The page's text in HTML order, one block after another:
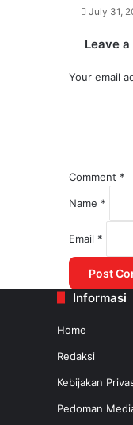
July 31,
Leave a
Your email
Comment *
Name *
Email *
Informasi
Home
Redaksi
Kebijakan
Pedoman